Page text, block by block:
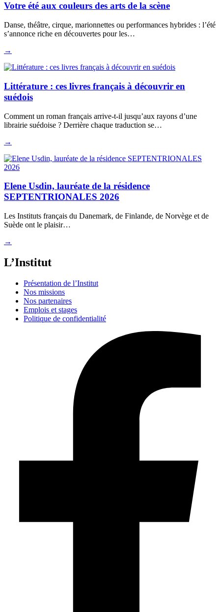
Votre été aux couleurs des arts de la scène
Danse, théâtre, cirque, marionnettes ou performances hybrides : l’été
s’annonce riche en découvertes pour les…
→
Littérature : ces livres français à découvrir en
suédois
Comment un roman français arrive-t-il jusqu’aux rayons d’une
librairie suédoise ? Derrière chaque traduction se…
→
Elene Usdin, lauréate de la résidence
SEPTENTRIONALES 2026
Les Instituts français du Danemark, de Finlande, de Norvège et de
Suède ont le plaisir…
→
L’Institut
Présentation de l’Institut
Nos missions
Nos partenaires
Emplois et stages
Politique de confidentialité